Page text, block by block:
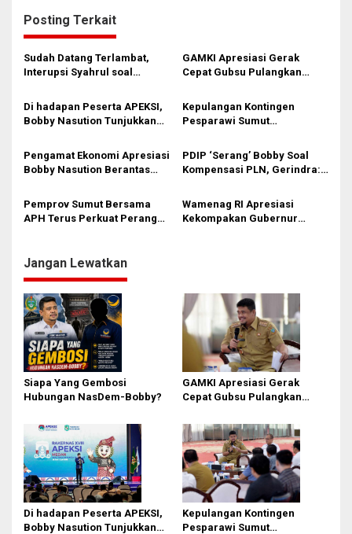
a
s
i
o
Posting Terkait
Sudah Datang Terlambat,
Interupsi Syahrul soal
Sumut Tak Diakui Fraksi PDIP
GAMKI Apresiasi Gerak
Cepat Gubsu Pulangkan
Lewat Extra Flight
Di hadapan Peserta APEKSI,
Bobby Nasution Tunjukkan
Medan di Eranya
Kepulangan Kontingen
Pesparawi Sumut
Langsung Ambil Langkah
Pengamat Ekonomi Apresiasi
Bobby Nasution Berantas
Citra Pariwisata Sumut
PDIP ‘Serang’ Bobby Soal
Kompensasi PLN, Gerindra:
Pemprov Sumut Bersama
APH Terus Perkuat Perang
Vape
Wamenag RI Apresiasi
Kekompakan Gubernur
Jangan Lewatkan
Siapa Yang Gembosi
Hubungan NasDem-Bobby?
GAMKI Apresiasi Gerak
Cepat Gubsu Pulangkan
Lewat Extra Flight
Di hadapan Peserta APEKSI,
Bobby Nasution Tunjukkan
Kepulangan Kontingen
Pesparawi Sumut